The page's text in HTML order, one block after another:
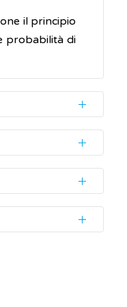
il principio
probabilità di
sulle cellule